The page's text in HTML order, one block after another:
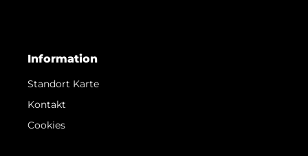
Information
Standort Karte
Kontakt
Cookies